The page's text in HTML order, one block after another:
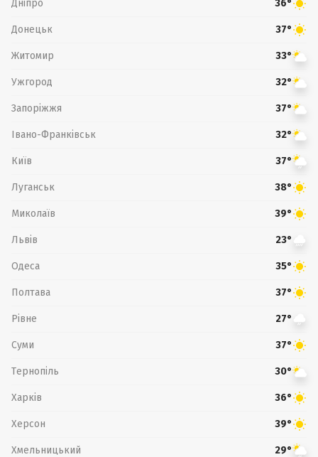
Дніпро 36°
Донецьк 37°
Житомир 33°
Ужгород 32°
Запоріжжя 37°
Івано-Франківськ 32°
Київ 37°
Луганськ 38°
Миколаїв 39°
Львів 23°
Одеса 35°
Полтава 37°
Рівне 27°
Суми 37°
Тернопіль 30°
Харків 36°
Херсон 39°
Хмельницький 29°